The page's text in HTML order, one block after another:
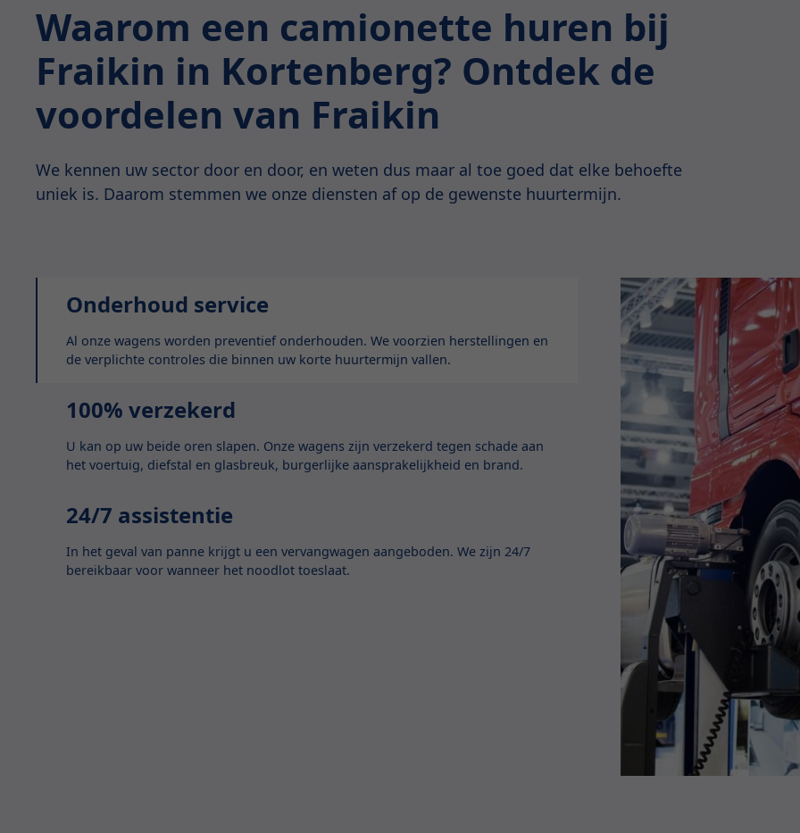
Waarom een camionette huren bij
Fraikin in Kortenberg? Ontdek de
voordelen van Fraikin
We kennen uw sector door en door, en weten dus maar al toe goed dat elke behoefte
uniek is. Daarom stemmen we onze diensten af op de gewenste huurtermijn.
Onderhoud service
Al onze wagens worden preventief onderhouden. We voorzien herstellingen en
de verplichte controles die binnen uw korte huurtermijn vallen.
100% verzekerd
U kan op uw beide oren slapen. Onze wagens zijn verzekerd tegen schade aan
het voertuig, diefstal en glasbreuk, burgerlijke aansprakelijkheid en brand.
24/7 assistentie
In het geval van panne krijgt u een vervangwagen aangeboden. We zijn 24/7
bereikbaar voor wanneer het noodlot toeslaat.